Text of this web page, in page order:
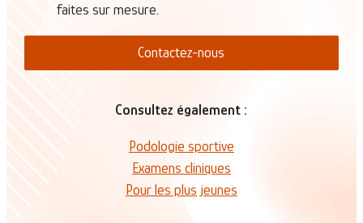
faites sur mesure.
Contactez-nous
Consultez également :
Podologie sportive
Examens cliniques
Pour les plus jeunes